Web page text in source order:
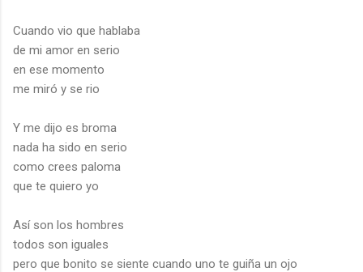
Cuando vio que hablaba
de mi amor en serio
en ese momento
me miró y se rio
Y me dijo es broma
nada ha sido en serio
como crees paloma
que te quiero yo
Así son los hombres
todos son iguales
pero que bonito se siente cuando uno te guiña un ojo